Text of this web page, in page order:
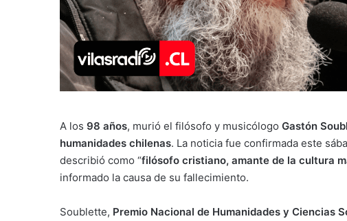
A los 98 años, murió el filósofo y musicólogo Gastón
humanidades chilenas. La noticia fue confirmada este
describió como “filósofo cristiano, amante de la cultura
informado la causa de su fallecimiento.
Soublette, Premio Nacional de Humanidades y Ciencias